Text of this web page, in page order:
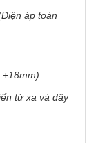
áp toàn
từ xa và dây